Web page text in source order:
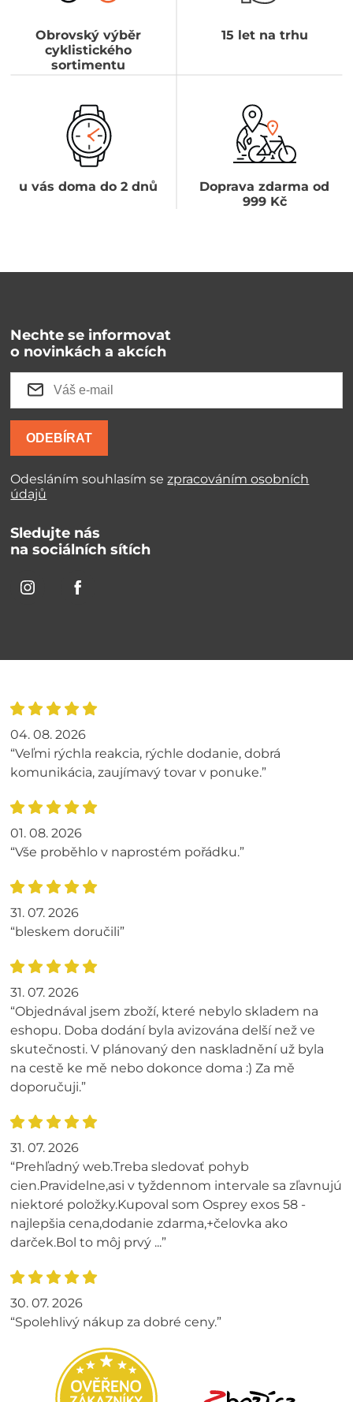
Obrovský výběr
cyklistického
sortimentu
15 let na trhu
u vás doma do 2 dnů
Doprava zdarma od
999 Kč
Nechte se informovat
o novinkách a akcích
ODEBÍRAT
Odesláním souhlasím sezpracováním osobních
údajů
Sledujte nás
na sociálních sítích
04. 08. 2026
“Veľmi rýchla reakcia, rýchle dodanie, dobrá
komunikácia, zaujímavý tovar v ponuke.”
01. 08. 2026
“Vše proběhlo v naprostém pořádku.”
31. 07. 2026
“bleskem doručili”
31. 07. 2026
“Objednával jsem zboží, které nebylo skladem na
eshopu. Doba dodání byla avizována delší než ve
skutečnosti. V plánovaný den naskladnění už byla
na cestě ke mě nebo dokonce doma :) Za mě
doporučuji.”
31. 07. 2026
“Prehľadný web.Treba sledovať pohyb
cien.Pravidelne,asi v tyždennom intervale sa zľavnujú
niektoré položky.Kupoval som Osprey exos 58 -
najlepšia cena,dodanie zdarma,+čelovka ako
darček.Bol to môj prvý ...”
30. 07. 2026
“Spolehlivý nákup za dobré ceny.”